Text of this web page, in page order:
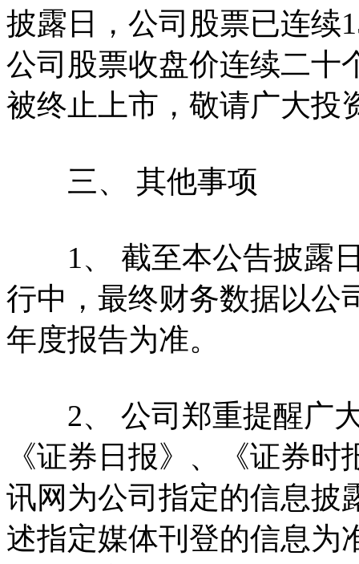
披露日，公司股票已连续
公司股票收盘价连续二十
被终止上市，敬请广大投
三、 其他事项
1、 截至本公告披露日
行中，最终财务数据以公
年度报告为准。
2、 公司郑重提醒广大
《证券日报》、《证券
讯网为公司指定的信息披
述指定媒体刊登的信息为